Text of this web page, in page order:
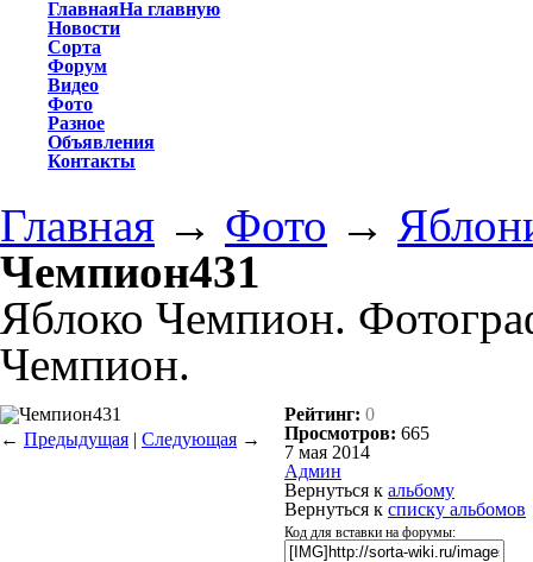
ГлавнаяНа главную
Новости
Сорта
Форум
Видео
Фото
Разное
Объявления
Контакты
Главная → Фото →
Чемпион431
Яблоко Чемпион.
Чемпион.
← Предыдущая | Следующая →
Рейтинг: 0
Просмотров: 665
7 мая 2014
Админ
Вернуться к альбому
Вернуться к списку альбомов
Код для вставки на форумы: